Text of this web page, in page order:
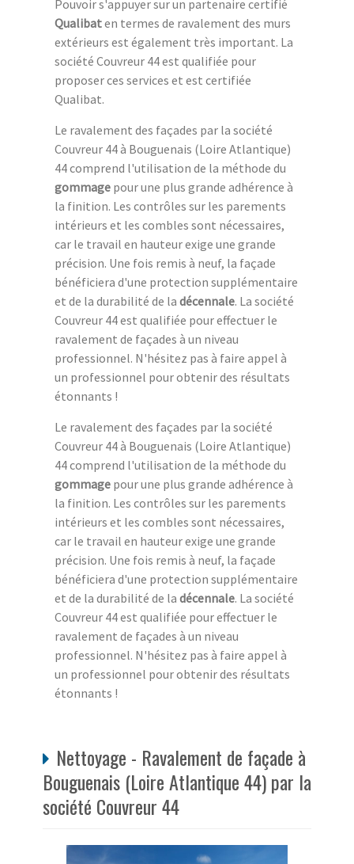
Pouvoir s'appuyer sur un partenaire certifié
Qualibaten termes de ravalement des murs
extérieurs est également très important. La
société Couvreur 44 est qualifiée pour
proposer ces services et est certifiée
Qualibat.
Le ravalement des façades par la société
Couvreur 44 à Bouguenais (Loire Atlantique)
44 comprend l'utilisation de la méthode du
gommage pour une plus grande adhérence à
la finition. Les contrôles sur les parements
intérieurs et les combles sont nécessaires,
car le travail en hauteur exige une grande
précision. Une fois remis à neuf, la façade
bénéficiera d'une protection supplémentaire
et de la durabilité de la décennale. La société
Couvreur 44 est qualifiée pour effectuer le
ravalement de façades à un niveau
professionnel. N'hésitez pas à faire appel à
un professionnel pour obtenir des résultats
étonnants !
Le ravalement des façades par la société
Couvreur 44 à Bouguenais (Loire Atlantique)
44 comprend l'utilisation de la méthode du
gommage pour une plus grande adhérence à
la finition. Les contrôles sur les parements
intérieurs et les combles sont nécessaires,
car le travail en hauteur exige une grande
précision. Une fois remis à neuf, la façade
bénéficiera d'une protection supplémentaire
et de la durabilité de la décennale. La société
Couvreur 44 est qualifiée pour effectuer le
ravalement de façades à un niveau
professionnel. N'hésitez pas à faire appel à
un professionnel pour obtenir des résultats
étonnants !
Nettoyage - Ravalement de façade à
Bouguenais (Loire Atlantique 44) par la
société Couvreur 44